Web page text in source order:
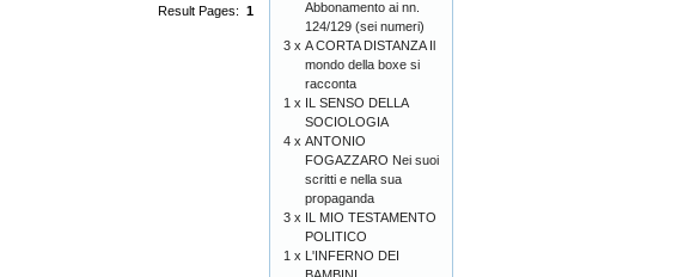
Result Pages: 1
Abbonamento ai nn.
124/129 (sei numeri)
3 x A CORTA DISTANZA Il
mondo della boxe si
racconta
1 x IL SENSO DELLA
SOCIOLOGIA
4 x ANTONIO
FOGAZZARO Nei suoi
scritti e nella sua
propaganda
3 x IL MIO TESTAMENTO
POLITICO
1 x L'INFERNO DEI